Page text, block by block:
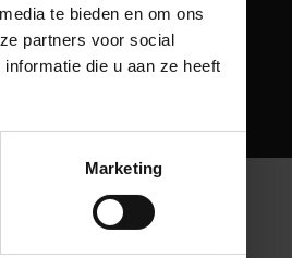
te bieden en om ons
partners voor social
die u aan ze heeft
Marketing